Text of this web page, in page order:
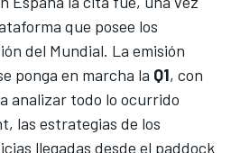
que posee los
del Mundial. La emisión
ponga en marcha la Q1, con
analizar todo lo ocurrido
las estrategias de los
llegadas desde el paddock